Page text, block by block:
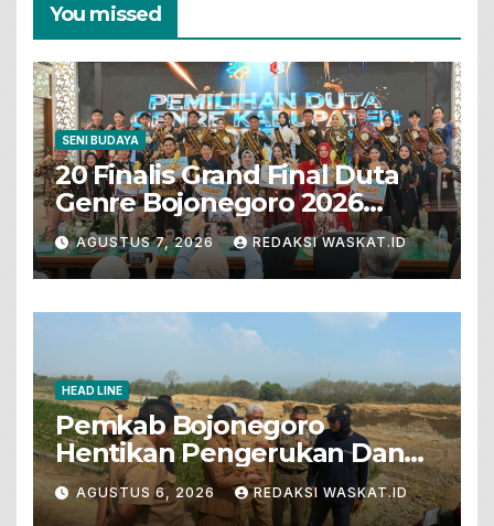
You missed
SENI BUDAYA
20 Finalis Grand Final Duta
Genre Bojonegoro 2026
Tunjukkan Bakat Terbaik
AGUSTUS 7, 2026 REDAKSI WASKAT.ID
HEAD LINE
Pemkab Bojonegoro
Hentikan Pengerukan Dan
Penjualan Tanah Dari Lahan
Pertanian
AGUSTUS 6, 2026 REDAKSI WASKAT.ID